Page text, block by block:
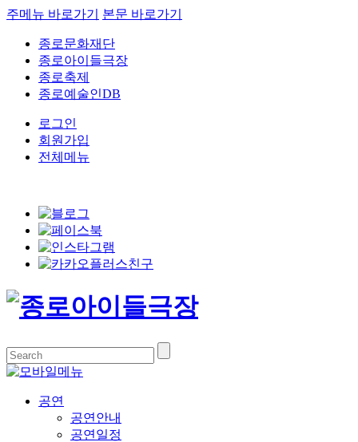
주메뉴 바로가기 본문 바로가기
종로문화재단
종로아이들극장
종로축제
종로예술인DB
로그인
회원가입
전체메뉴
공연
공연안내
공연일정